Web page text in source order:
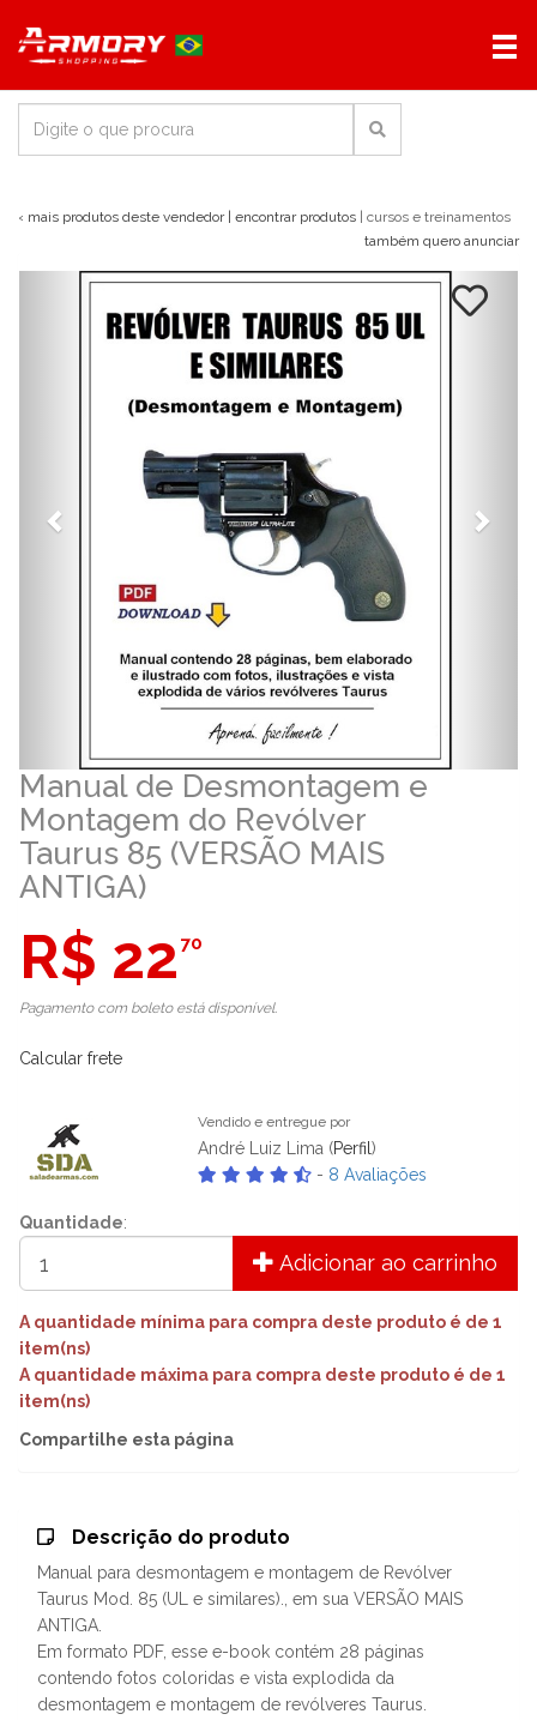
‹ mais produtos deste vendedor | encontrar produtos
| cursos e treinamentos
também quero anunciar
Previous Next
Manual de Desmontagem e
Montagem do Revólver
Taurus 85 (VERSÃO MAIS
ANTIGA)
R$ 22 70
Pagamento com boleto está disponível.
Calcular frete
Vendido e entregue por
André Luiz Lima (Perfil )
- 8 Avaliações
Quantidade:
Adicionar ao carrinho
A quantidade mínima para compra deste produto é de 1
item(ns)
A quantidade máxima para compra deste produto é de 1
item(ns)
Compartilhe esta página
Descrição do produto
Manual para desmontagem e montagem de Revólver
Taurus Mod. 85 (UL e similares)., em sua VERSÃO MAIS
ANTIGA.
Em formato PDF, esse e-book contém 28 páginas
contendo fotos coloridas e vista explodida da
desmontagem e montagem de revólveres Taurus.